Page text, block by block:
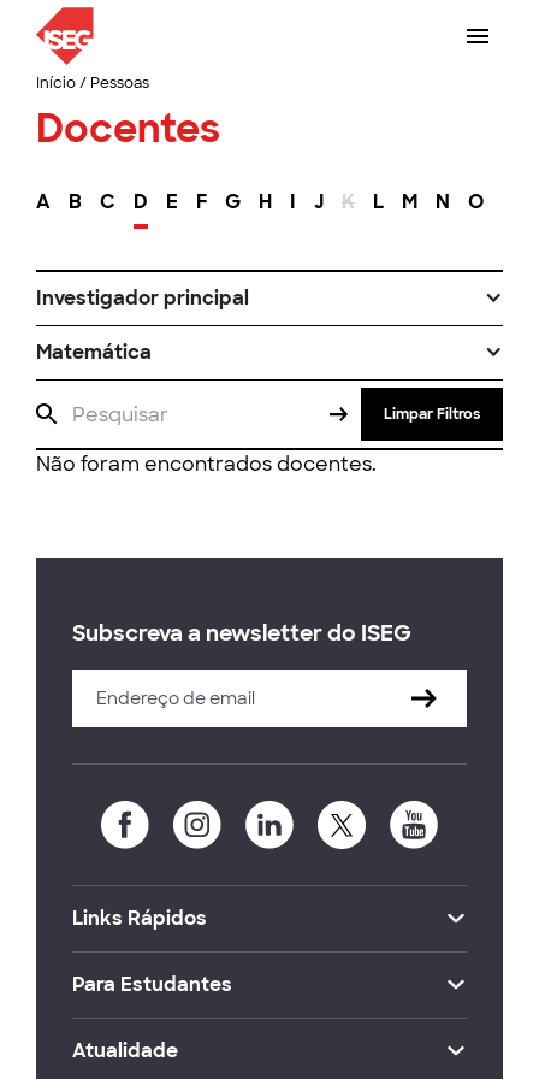
Início/ Pessoas
Docentes
A B C D E F G H I J K L M N O
Investigador principal
Matemática
Limpar Filtros
Não foram encontrados docentes.
Subscreva a newsletter do ISEG
Links Rápidos
Para Estudantes
Atualidade